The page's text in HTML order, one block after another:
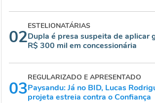
02
ESTELIONATÁRIAS
Dupla é presa suspeita de aplicar
R$ 300 mil em concessionária
03
REGULARIZADO E APRESENTADO
Paysandu: Já no BID, Lucas
projeta estreia contra o Confiança